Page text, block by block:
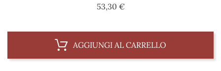
53,30 €Prezzo
AGGIUNGI AL CARRELLO